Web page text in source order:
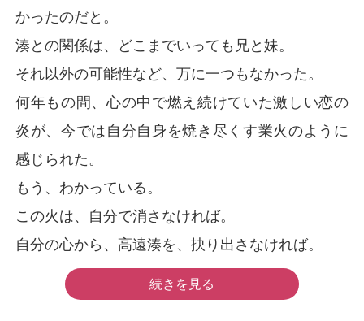
かったのだと。
湊との関係は、どこまでいっても兄と妹。
それ以外の可能性など、万に一つもなかった。
何年もの間、心の中で燃え続けていた激しい恋の
炎が、今では自分自身を焼き尽くす業火のように
感じられた。
もう、わかっている。
この火は、自分で消さなければ。
自分の心から、高遠湊を、抉り出さなければ。
続きを見る